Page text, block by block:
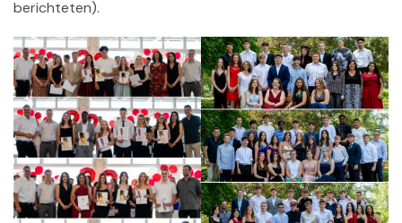
berichteten).